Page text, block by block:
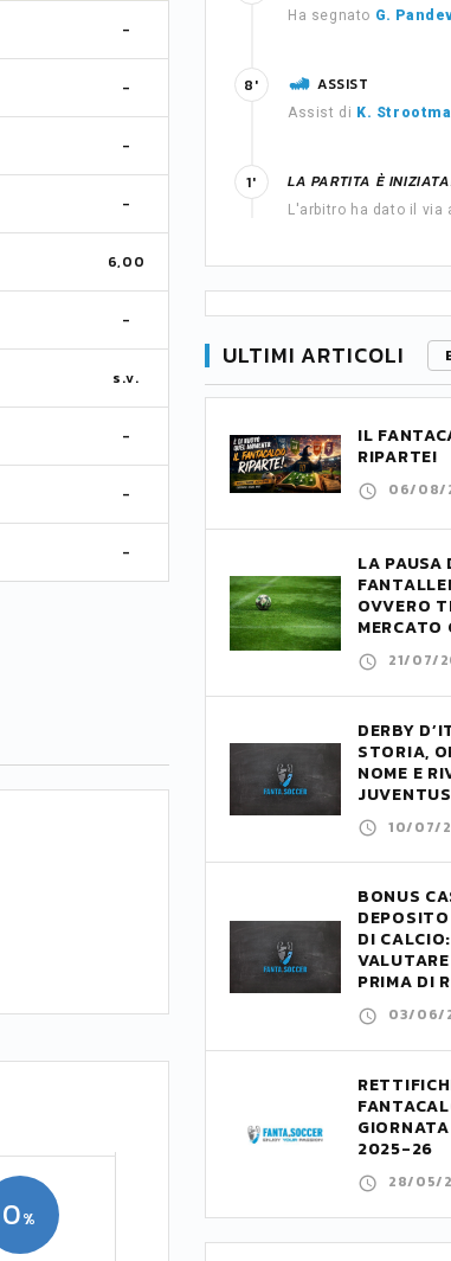
-
-
-
-
6,00
-
s.v.
-
-
-
0
Ha segnato G.
ASSIST
Assist di K.
8'
LA PARTITA È
L'arbitro ha dato il via
1'
ULTIMI ARTICOLI
IL
RIPARTE!
06/08/
LA PAUSA
OVVERO
MERCATO
21/07/
DERBY
STORIA,
NOME E
10/07/
BONUS
DI
PRIMA DI
03/06/
2025-26
28/05/